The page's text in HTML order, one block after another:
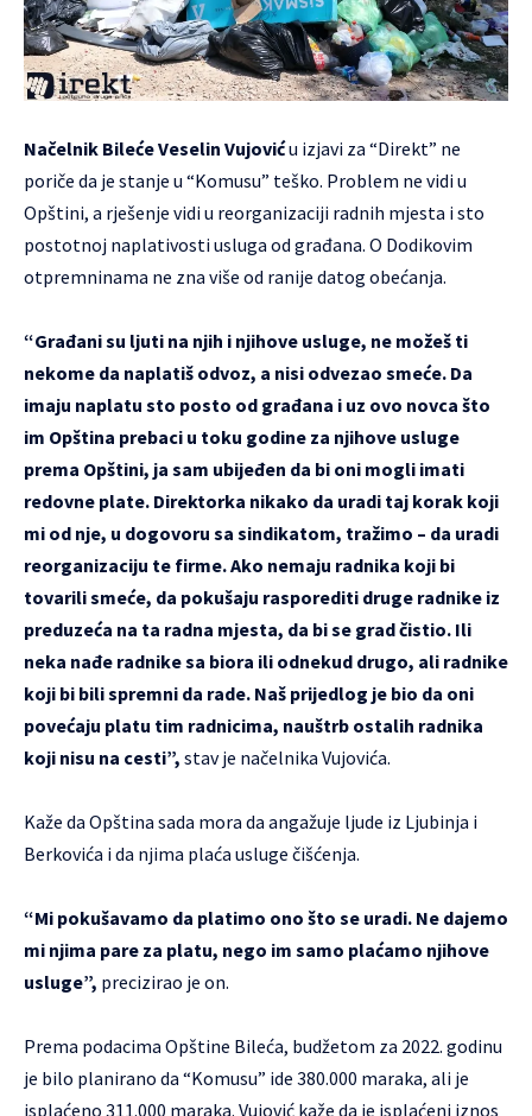
Načelnik Bileće Veselin Vujoviću izjavi za “Direkt” ne
poriče da je stanje u “Komusu” teško. Problem ne vidi u
Opštini, a rješenje vidi u reorganizaciji radnih mjesta i sto
postotnoj naplativosti usluga od građana. O Dodikovim
otpremninama ne zna više od ranije datog obećanja.
“Građani su ljuti na njih i njihove usluge, ne možeš ti
nekome da naplatiš odvoz, a nisi odvezao smeće. Da
imaju naplatu sto posto od građana i uz ovo novca što
im Opština prebaci u toku godine za njihove usluge
prema Opštini, ja sam ubijeđen da bi oni mogli imati
redovne plate. Direktorka nikako da uradi taj korak koji
mi od nje, u dogovoru sa sindikatom, tražimo – da uradi
reorganizaciju te firme. Ako nemaju radnika koji bi
tovarili smeće, da pokušaju rasporediti druge radnike iz
preduzeća na ta radna mjesta, da bi se grad čistio. Ili
neka nađe radnike sa biora ili odnekud drugo, ali radnike
koji bi bili spremni da rade. Naš prijedlog je bio da oni
povećaju platu tim radnicima, nauštrb ostalih radnika
koji nisu na cesti”, stav je načelnika Vujovića.
Kaže da Opština sada mora da angažuje ljude iz Ljubinja i
Berkovića i da njima plaća usluge čišćenja.
“Mi pokušavamo da platimo ono što se uradi. Ne dajemo
mi njima pare za platu, nego im samo plaćamo njihove
usluge”, precizirao je on.
Prema podacima Opštine Bileća, budžetom za 2022. godinu
je bilo planirano da “Komusu” ide 380.000 maraka, ali je
isplaćeno 311.000 maraka. Vujović kaže da je isplaćeni iznos